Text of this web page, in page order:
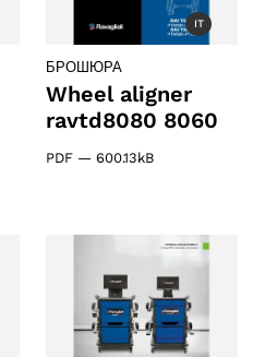
IT
БРОШЮРА
Wheel aligner
ravtd8080 8060
PDF — 600.13kB